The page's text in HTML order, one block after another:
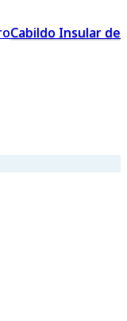
Cabildo Insular de